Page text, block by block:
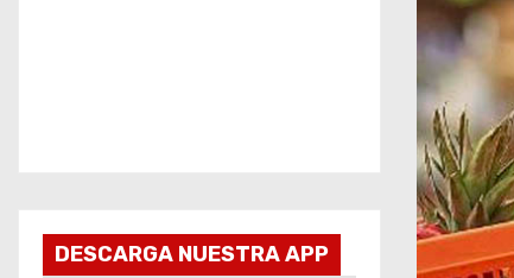
DESCARGA NUESTRA APP